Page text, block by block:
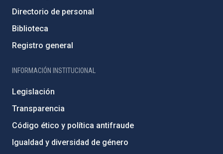
Directorio de personal
Biblioteca
Registro general
INFORMACIÓN INSTITUCIONAL
Legislación
Transparencia
Código ético y política antifraude
Igualdad y diversidad de género